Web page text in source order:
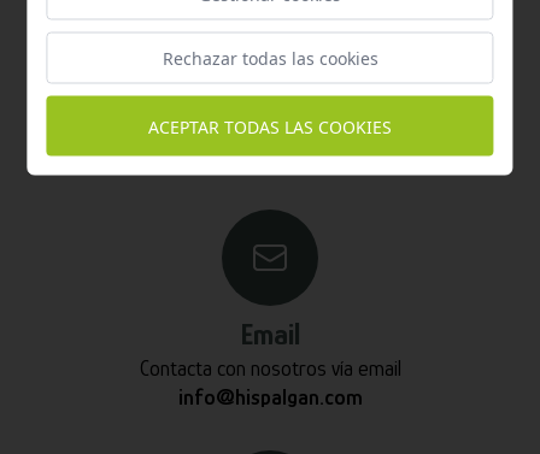
responderemos en menos de 24 horas laborables.
De lunes a jueves de 8:00 a 15:00 y viernes de 8:00 a 14:00
Email
Contacta con nosotros vía email
info@hispalgan.com
Rechazar todas las cookies
ACEPTAR TODAS LAS COOKIES